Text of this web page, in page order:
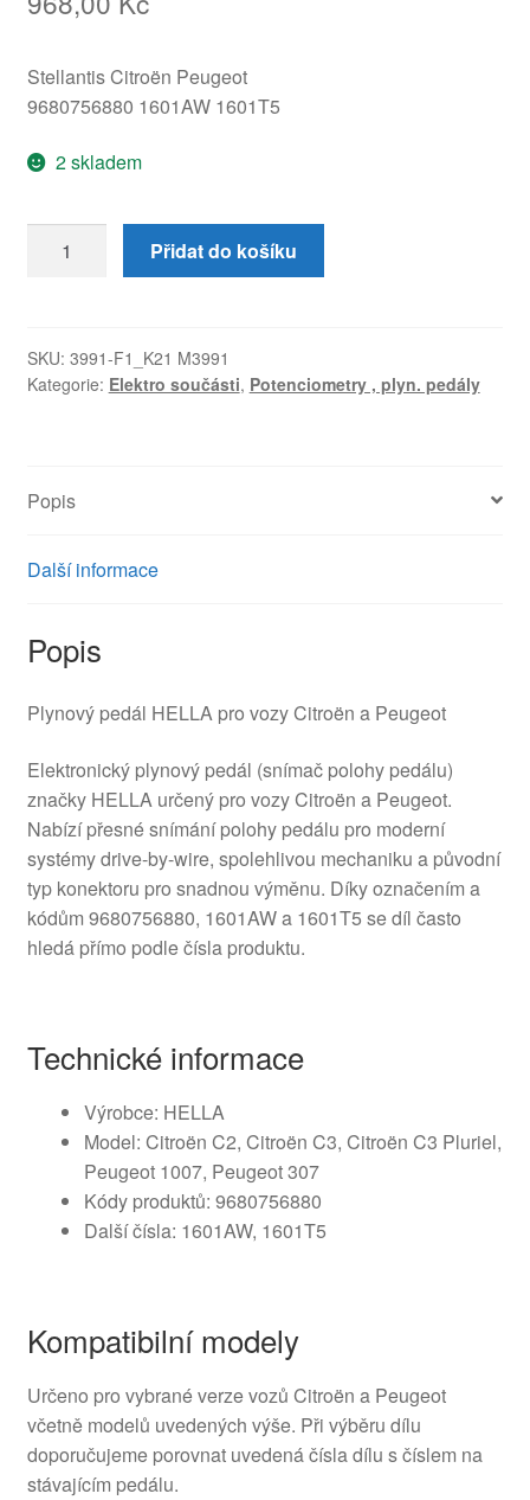
Stellantis Citroën Peugeot
9680756880 1601AW 1601T5
2 skladem
pedál
Peugeot
9680756880
Přidat do košíku
SKU: 3991-F1_K21 M3991
Kategorie: Elektro součásti, Potenciometry , plyn. pedály
Popis
Další informace
Popis
Plynový pedál HELLA pro vozy Citroën a Peugeot
Elektronický plynový pedál (snímač polohy pedálu)
značky HELLA určený pro vozy Citroën a Peugeot.
Nabízí přesné snímání polohy pedálu pro moderní
systémy drive-by-wire, spolehlivou mechaniku a původní
typ konektoru pro snadnou výměnu. Díky označením a
kódům 9680756880, 1601AW a 1601T5 se díl často
hledá přímo podle čísla produktu.
Technické informace
Výrobce: HELLA
Model: Citroën C2, Citroën C3, Citroën C3 Pluriel,
Peugeot 1007, Peugeot 307
Kódy produktů: 9680756880
Další čísla: 1601AW, 1601T5
Kompatibilní modely
Určeno pro vybrané verze vozů Citroën a Peugeot
včetně modelů uvedených výše. Při výběru dílu
doporučujeme porovnat uvedená čísla dílu s číslem na
stávajícím pedálu.